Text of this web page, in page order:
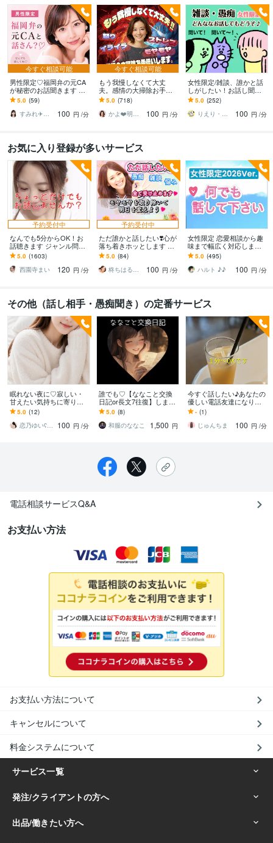
今すぐ相談可能
男性限定♡福岡弁の元CA
が秘密のお話聞きます 雑
談・趣味・恋愛・性の悩
みなど…な〜んでも聞く
けんね！
5.0 (59)
すみれ✈️福岡弁の元CA
100 円 /分
今すぐ相談可能
もう我慢しなくて大丈
夫。感情の大掃除お手伝
いします 怒り/イライラ/モ
ヤモヤ/ストレス/焦り/感情
爆発/本音
5.0 (718)
かよ❤️明日が少し楽しみになる場所
100 円 /分
女性限定/雑談、誰かと話
しがしたい！お話し聞き
ます 聞いてほしい、話し
たい、何でもどうぞ！(^^)
5.0 (252)
りえり・話してガス抜き・ココロ楽に♪
100 円 /分
お気に入り登録が多いサービス
予約受付中
なんでも5分からOK！お
話聴きます ジャンル問わ
ずただちょっとだけ誰か
と話したい人待ってます♪
5.0 (1603)
西園寺まい
120 円 /分
予約受付中
ただ誰かと話したい❣️心が
落ち着きホッとします い
ますぐ話す/雑談/愚痴/何で
も/結婚/恋愛/悩み/繊細
5.0 (84)
柊ちはる❤️主婦のお悩み相談Room❤️
100 円 /分
女性限定 恋愛相談から趣
味まで幅広く対応します
元 No.1ホストと♪ コスパ
良く♪ 楽しい時間を♪
5.0 (495)
ハルト ♪♪
100 円 /分
その他（話し相手・愚痴聞き）の定番サービス
眠れない夜に♡寂しい・
甘えたい気持ちに寄り添
います 誰かの声が聴きた
い夜に♡あなたと一緒に
過ごせたら嬉しいです♡
5.0 (12)
恋乃ゆいʕᵔᴥᵔʔ♡
100 円 /分
誰でも♡【ななこと交換
日記or長文7往復】します
1日1通7日分or長文やりと
り7往復でもOK/秘密の交
換日記
5.0 (8)
和服のななこ
1,500 円
今すぐ話したい♪あなたの
優しい電話友達になりま
す 嬉しかった事、眠れな
い夜の雑談など喜んでお
聴きします。
- (1)
じゅんちま
100 円 /分
電話相談サービスQ&A
お支払い方法
お支払い方法について
キャンセルについて
料金システムについて